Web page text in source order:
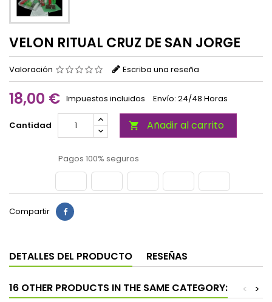
VELON RITUAL CRUZ DE SAN JORGE
Valoración Escriba una reseña
18,00 € Impuestos incluidos Envío: 24/48 Horas
Cantidad  Añadir al carrito
Pagos 100% seguros
Compartir
DETALLES DEL PRODUCTO RESEÑAS
16 OTHER PRODUCTS IN THE SAME CATEGORY: >
<